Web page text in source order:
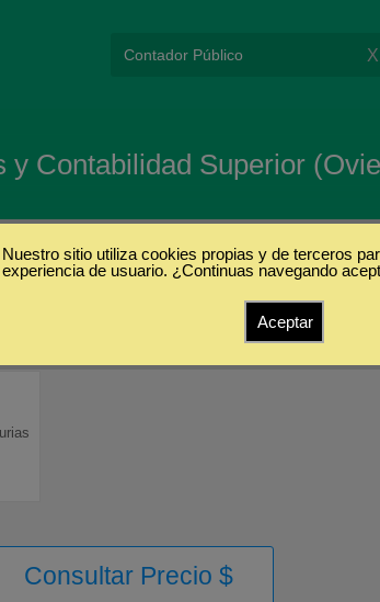
X
Contabilidad Superior
Consultar Precio $
Nuestro sitio utiliza cookies propias y de terceros
experiencia de usuario. ¿Continuas navegando
Aceptar